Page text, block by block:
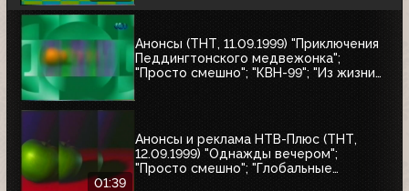
Анонсы (ТНТ, 11.09.1999) "Приключения
Педдингтонского медвежонка";
"Просто смешно"; "КВН-99"; "Из жизни
01:39
Анонсы и реклама НТВ-Плюс (ТНТ,
12.09.1999) "Однажды вечером";
"Просто смешно"; "Глобальные